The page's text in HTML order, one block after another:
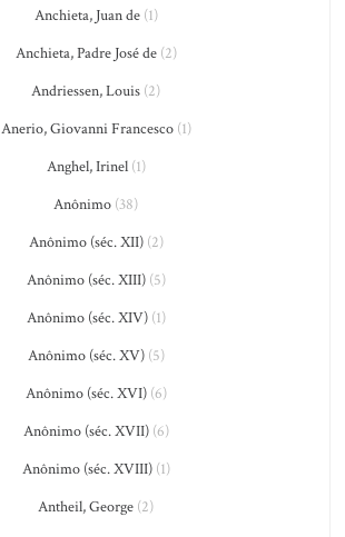
Anchieta, Juan de(1)
Anchieta, Padre José de(2)
Andriessen, Louis (2)
Anerio, Giovanni Francesco(1)
Anghel, Irinel(1)
Anônimo (38)
Anônimo (séc. XII)(2)
Anônimo (séc. XIII)(5)
Anônimo (séc. XIV)(1)
Anônimo (séc. XV)(5)
Anônimo (séc. XVI)(6)
Anônimo (séc. XVII)(6)
Anônimo (séc. XVIII)(1)
Antheil, George (2)